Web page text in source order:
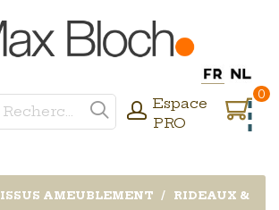
Espace
PRO
0
AMEUBLEMENT
RIDEAUX &